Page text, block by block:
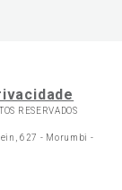
RESERVADOS
627 - Morumbi -